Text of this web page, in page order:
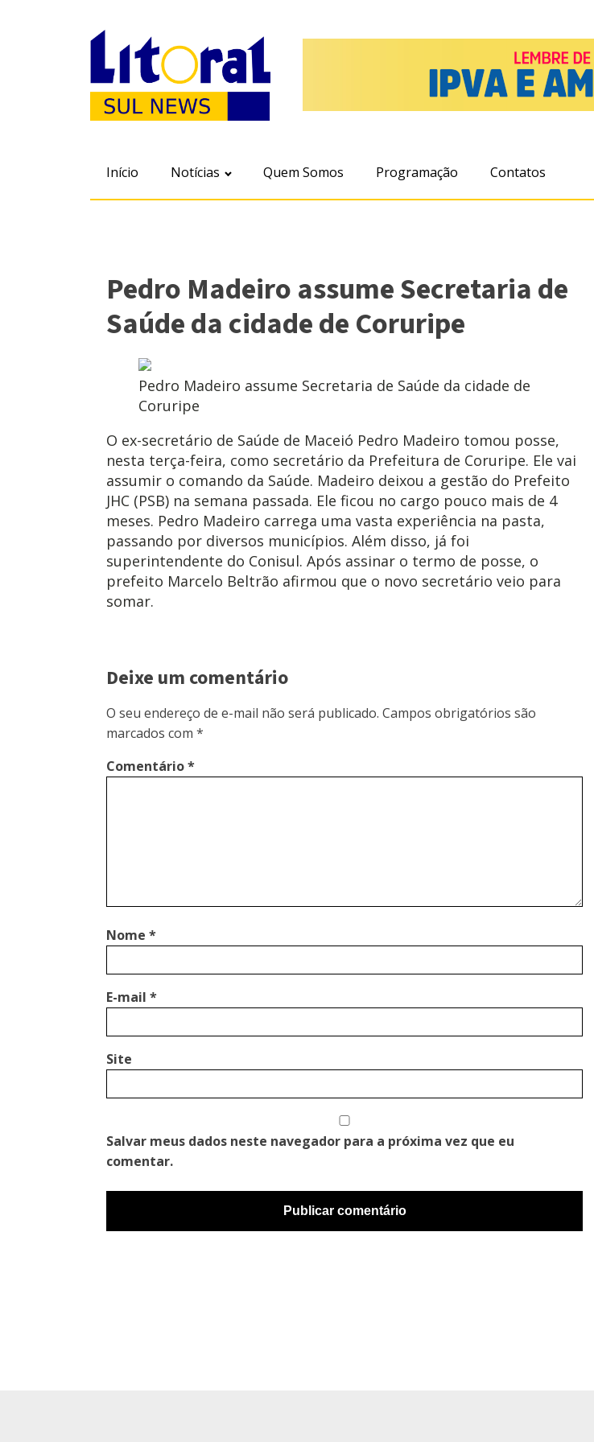
Início Notícias Quem Somos Programação Contatos
Pedro Madeiro assume Secretaria de
Saúde da cidade de Coruripe
Pedro Madeiro assume Secretaria de Saúde da cidade de
Coruripe
O ex-secretário de Saúde de Maceió Pedro Madeiro tomou posse,
nesta terça-feira, como secretário da Prefeitura de Coruripe. Ele vai
assumir o comando da Saúde. Madeiro deixou a gestão do Prefeito
JHC (PSB) na semana passada. Ele ficou no cargo pouco mais de 4
meses. Pedro Madeiro carrega uma vasta experiência na pasta,
passando por diversos municípios. Além disso, já foi
superintendente do Conisul. Após assinar o termo de posse, o
prefeito Marcelo Beltrão afirmou que o novo secretário veio para
somar.
Deixe um comentário
O seu endereço de e-mail não será publicado. Campos obrigatórios são
marcados com *
Comentário*
Nome *
E-mail *
Site
Salvar meus dados neste navegador para a próxima vez que eu
comentar.